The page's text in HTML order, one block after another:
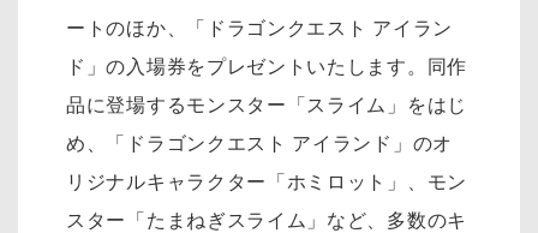
ートのほか、「ドラゴンクエスト アイラン
ド」の入場券をプレゼントいたします。同作
品に登場するモンスター「スライム」をはじ
め、「ドラゴンクエスト アイランド」のオ
リジナルキャラクター「ホミロット」、モン
スター「たまねぎスライム」など、多数のキ